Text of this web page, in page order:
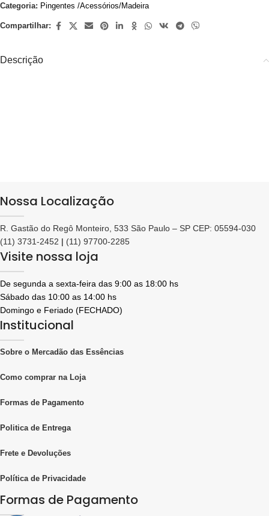
Categoria: Pingentes /Acessórios/Madeira
Compartilhar:
Descrição
Nossa Localização
R. Gastão do Regô Monteiro, 533 São Paulo – SP CEP: 05594-030
(11) 3731-2452 | (11) 97700-2285
Visite nossa loja
De segunda a sexta-feira das 9:00 as 18:00 hs
Sábado das 10:00 as 14:00 hs
Domingo e Feriado (FECHADO)
Institucional
Sobre o Mercadão das Essências
Como comprar na Loja
Formas de Pagamento
Politica de Entrega
Frete e Devoluções
Política de Privacidade
Formas de Pagamento